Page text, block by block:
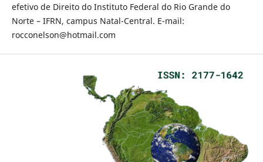
efetivo de Direito do Instituto Federal do Rio Grande do
Norte – IFRN, campus Natal-Central. E-mail:
rocconelson@hotmail.com